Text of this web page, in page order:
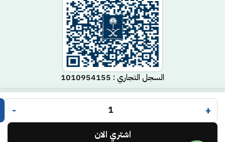
السجل التجاري : 1010954155
جميع الحقوق محفوظة لـمتجر مكيف© 2025.
تم التطوير بواسطة
+
-
اشتري الان